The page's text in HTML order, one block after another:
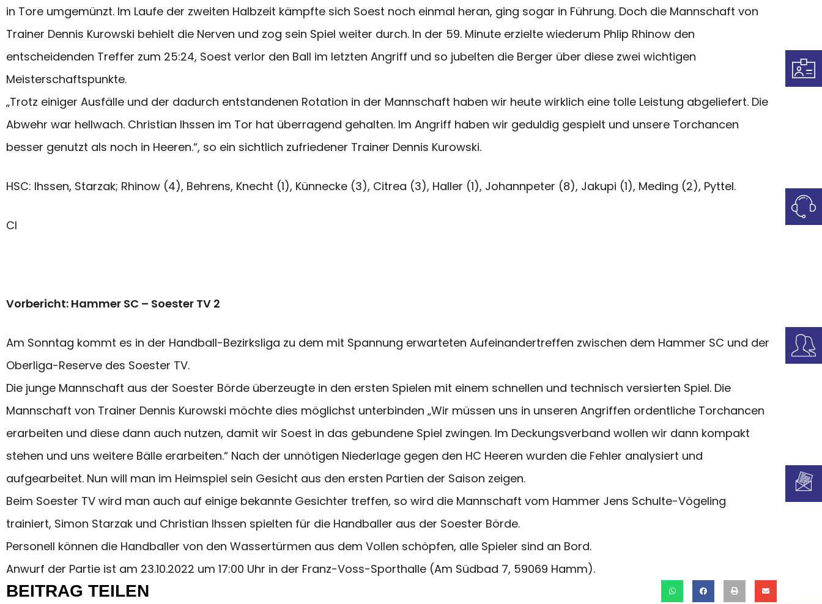
in Tore umgemünzt. Im Laufe der zweiten Halbzeit kämpfte sich Soest noch einmal heran, ging sogar in Führung. Doch die Mannschaft von
Trainer Dennis Kurowski behielt die Nerven und zog sein Spiel weiter durch. In der 59. Minute erzielte wiederum Phlip Rhinow den
entscheidenden Treffer zum 25:24, Soest verlor den Ball im letzten Angriff und so jubelten die Berger über diese zwei wichtigen
Meisterschaftspunkte.
„Trotz einiger Ausfälle und der dadurch entstandenen Rotation in der Mannschaft haben wir heute wirklich eine tolle Leistung abgeliefert. Die
Abwehr war hellwach. Christian Ihssen im Tor hat überragend gehalten. Im Angriff haben wir geduldig gespielt und unsere Torchancen
besser genutzt als noch in Heeren.“, so ein sichtlich zufriedener Trainer Dennis Kurowski.
HSC: Ihssen, Starzak; Rhinow (4), Behrens, Knecht (1), Künnecke (3), Citrea (3), Haller (1), Johannpeter (8), Jakupi (1), Meding (2), Pyttel.
CI
Vorbericht: Hammer SC – Soester TV 2
Am Sonntag kommt es in der Handball-Bezirksliga zu dem mit Spannung erwarteten Aufeinandertreffen zwischen dem Hammer SC und der
Oberliga-Reserve des Soester TV.
Die junge Mannschaft aus der Soester Börde überzeugte in den ersten Spielen mit einem schnellen und technisch versierten Spiel. Die
Mannschaft von Trainer Dennis Kurowski möchte dies möglichst unterbinden „Wir müssen uns in unseren Angriffen ordentliche Torchancen
erarbeiten und diese dann auch nutzen, damit wir Soest in das gebundene Spiel zwingen. Im Deckungsverband wollen wir dann kompakt
stehen und uns weitere Bälle erarbeiten.“ Nach der unnötigen Niederlage gegen den HC Heeren wurden die Fehler analysiert und
aufgearbeitet. Nun will man im Heimspiel sein Gesicht aus den ersten Partien der Saison zeigen.
Beim Soester TV wird man auch auf einige bekannte Gesichter treffen, so wird die Mannschaft vom Hammer Jens Schulte-Vögeling
trainiert, Simon Starzak und Christian Ihssen spielten für die Handballer aus der Soester Börde.
Personell können die Handballer von den Wassertürmen aus dem Vollen schöpfen, alle Spieler sind an Bord.
Anwurf der Partie ist am 23.10.2022 um 17:00 Uhr in der Franz-Voss-Sporthalle (Am Südbad 7, 59069 Hamm).
BEITRAG TEILEN